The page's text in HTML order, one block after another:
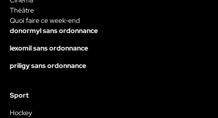
Théâtre
Quoi faire ce week-end
donormyl sans ordonnance
lexomil sans ordonnance
priligy sans ordonnance
Sport
Hockey